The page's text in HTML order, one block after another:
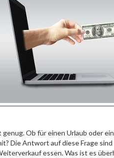
genug. Ob für einen Urlaub oder
Die Antwort auf diese Frage
essen. Was ist es